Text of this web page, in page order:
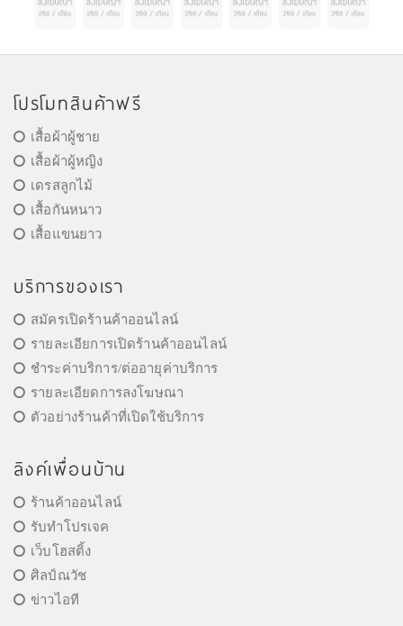
โปรโมทสินค้าฟรี
เสื้อผ้าผู้ชาย
เสื้อผ้าผู้หญิง
เดรสลูกไม้
เสื้อกันหนาว
เสื้อแขนยาว
บริการของเรา
สมัครเปิดร้านค้าออนไลน์
รายละเอียการเปิดร้านค้าออนไลน์
ชำระค่าบริการ/ต่ออายุค่าบริการ
รายละเอียดการลงโฆษณา
ตัวอย่างร้านค้าที่เปิดใช้บริการ
ลิงค์เพื่อนบ้าน
ร้านค้าออนไลน์
รับทำโปรเจค
เว็บโฮสติ้ง
ศิลป์ณวัช
ข่าวไอที